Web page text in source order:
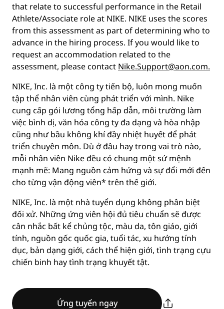
that relate to successful performance in the Retail
Athlete/Associate role at NIKE. NIKE uses the scores
from this assessment as part of determining who to
advance in the hiring process. If you would like to
request an accommodation related to the
assessment, please contact Nike.Support@aon.com.
NIKE, Inc. là một công ty tiến bộ, luôn mong muốn
tập thể nhân viên cùng phát triển với mình. Nike
cung cấp gói lương tổng hấp dẫn, môi trường làm
việc bình dị, văn hóa công ty đa dạng và hòa nhập
cũng như bầu không khí đầy nhiệt huyết để phát
triển chuyên môn. Dù ở đâu hay trong vai trò nào,
mỗi nhân viên Nike đều có chung một sứ mệnh
mạnh mẽ: Mang nguồn cảm hứng và sự đổi mới đến
cho từng vận động viên* trên thế giới.
NIKE, Inc. là một nhà tuyển dụng không phân biệt
đối xử. Những ứng viên hội đủ tiêu chuẩn sẽ được
cân nhắc bất kể chủng tộc, màu da, tôn giáo, giới
tính, nguồn gốc quốc gia, tuổi tác, xu hướng tính
dục, bản dạng giới, cách thể hiện giới, tình trạng cựu
chiến binh hay tình trạng khuyết tật.
Ứng tuyển ngay